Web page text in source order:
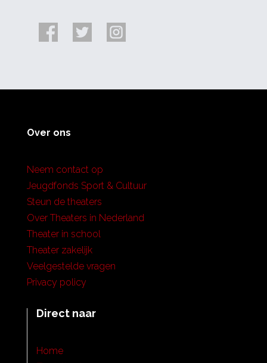
Over ons
Neem contact op
Jeugdfonds Sport & Cultuur
Steun de theaters
Over Theaters in Nederland
Theater in school
Theater zakelijk
Veelgestelde vragen
Privacy policy
Direct naar
Home